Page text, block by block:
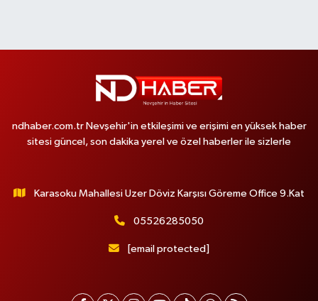
ndhaber.com.tr Nevşehir'in etkileşimi ve erişimi en yüksek haber
sitesi güncel, son dakika yerel ve özel haberler ile sizlerle
Karasoku Mahallesi Uzer Döviz Karşısı Göreme Office 9.Kat
05526285050
[email protected]